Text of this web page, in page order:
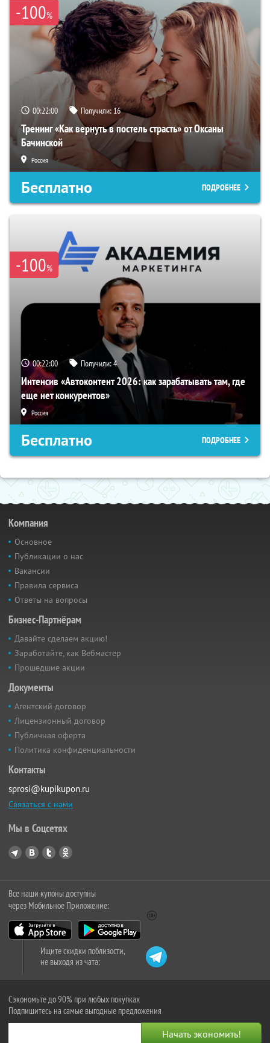
-100%
00:21:59 Получили:16
Тренинг «Как вернуть в постель страсть» от Оксаны
Бачинской
Россия
Бесплатно ПОДРОБНЕЕ
-100%
00:21:59 Получили:4
Интенсив «Автоконтент 2026: как зарабатывать там, где
еще нет конкурентов»
Россия
Бесплатно ПОДРОБНЕЕ
Компания
Основное
Публикации о нас
Вакансии
Правила сервиса
Ответы на вопросы
Бизнес-Партнёрам
Давайте сделаем акцию!
Заработайте, как Вебмастер
Прошедшие акции
Документы
Агентский договор
Лицензионный договор
Публичная оферта
Политика конфиденциальности
Контакты
sprosi@kupikupon.ru
Связаться с нами
Мы в Соцсетях
Все наши купоны доступны
через Мобильное Приложение:
Ищите скидки поблизости,
не выходя из чата:
Сэкономьте до 90% при любых покупках
Подпишитесь на самые выгодные предложения